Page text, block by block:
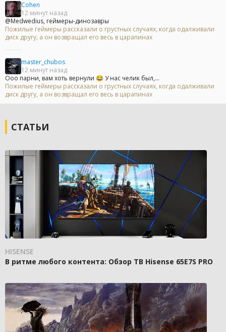
Cohen
12 минут назад
@Medwedius, геймеры-динозавры
Пожилые геймеры рассказали о грустных случаях, когда одалживали
диск другу, а он возвращал его весь в царапинах
master_chubos
12 минут назад
Ооо парни, вам хоть вернули 😂 У нас челик был,...
Пожилые геймеры рассказали о грустных случаях, когда одалживали
диск другу, а он возвращал его весь в царапинах
СТАТЬИ
HISENSE
В ритме любого контента: Обзор ТВ Hisense 65E7S PRO